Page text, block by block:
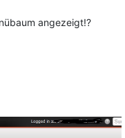
angezeigt!?